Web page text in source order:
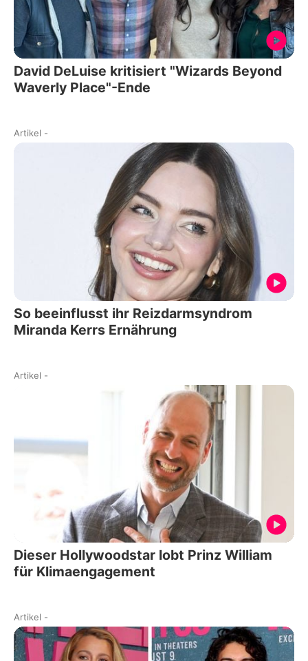
David DeLuise kritisiert "Wizards Beyond
Waverly Place"-Ende
Artikel -
So beeinflusst ihr Reizdarmsyndrom
Miranda Kerrs Ernährung
Artikel -
Dieser Hollywoodstar lobt Prinz William
für Klimaengagement
Artikel -